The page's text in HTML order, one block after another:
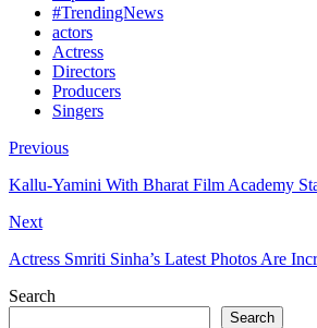
#TrendingNews
actors
Actress
Directors
Producers
Singers
Previous
Kallu-Yamini With Bharat Film Academy
Next
Actress Smriti Sinha’s Latest Photos Are
Search
Search